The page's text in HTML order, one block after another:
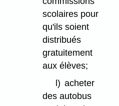
scolaires pour
qu'ils soient
distribués
gratuitement
aux élèves;
l) acheter
des autobus